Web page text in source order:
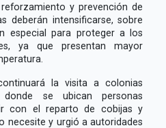
y prevención de
deberán intensificarse, sobre
especial para proteger a los
ya que presentan mayor
la visita a colonias
se ubican personas
con el reparto de cobijas y
necesite y urgió a autoridades